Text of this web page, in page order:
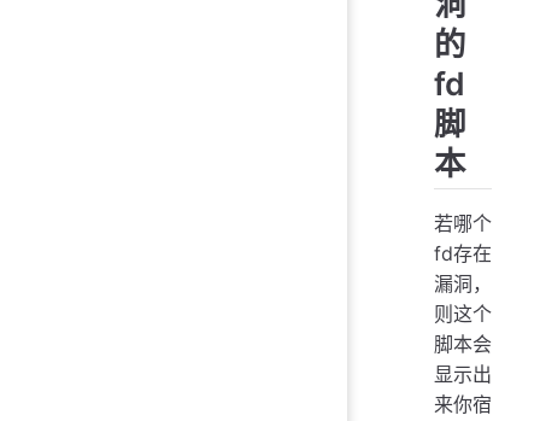
的
fd
脚
本
若哪个
fd存在
漏洞，
则这个
脚本会
显示出
来你宿